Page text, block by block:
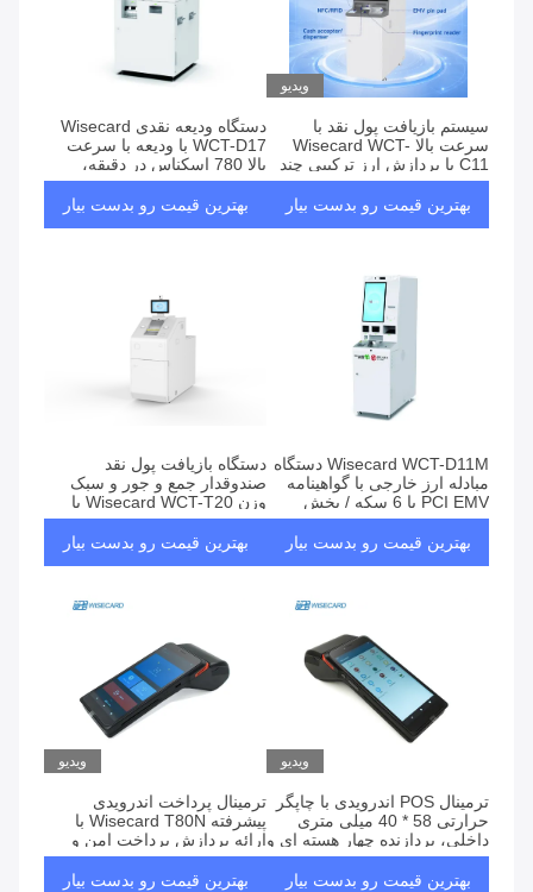
ویدیو
سیستم بازیافت پول نقد با
سرعت بالا Wisecard WCT-
C11 با پردازش ارز ترکیبی چند
اسمی و طراحی کاسیت ماژولار
بهترین قیمت رو بدست بیار
دستگاه ودیعه نقدی Wisecard
WCT-D17 با ودیعه با سرعت
بالا 780 اسکناس در دقیقه،
کیسه پول 6000 اسکناس و
صفحه نمایش لمسی 21.5 اینچ
بهترین قیمت رو بدست بیار
Wisecard WCT-D11M دستگاه
مبادله ارز خارجی با گواهینامه
PCI EMV با 6 سکه / بخش
توزیع و خدمات چند زبانه
بهترین قیمت رو بدست بیار
دستگاه بازیافت پول نقد
صندوقدار جمع و جور و سبک
وزن Wisecard WCT-T20 با
گواهینامه EMV سطح 1 برای
مدیریت امن پول نقد
بهترین قیمت رو بدست بیار
ویدیو
ترمینال POS اندرویدی با چاپگر
حرارتی 58 * 40 میلی متری
داخلی، پردازنده چهار هسته ای و
فناوری EMV برای پرداخت های
امنبهترین قیمت رو بدست بیار
ویدیو
ترمینال پرداخت اندرویدی
پیشرفته Wisecard T80N با
ارائه پردازش پرداخت امن و
گزارش‌دهی جامع برای حمایت
از رشد کسب‌وکار
بهترین قیمت رو بدست بیار